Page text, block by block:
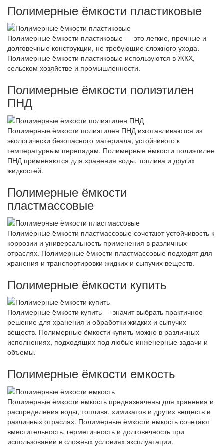
Полимерные ёмкости пластиковые
Полимерные ёмкости пластиковые — это легкие, прочные и
долговечные конструкции, не требующие сложного ухода.
Полимерные ёмкости пластиковые используются в ЖКХ,
сельском хозяйстве и промышленности.
Полимерные ёмкости полиэтилен
ПНД
Полимерные ёмкости полиэтилен ПНД изготавливаются из
экологически безопасного материала, устойчивого к
температурным перепадам. Полимерные ёмкости полиэтилен
ПНД применяются для хранения воды, топлива и других
жидкостей.
Полимерные ёмкости
пластмассовые
Полимерные ёмкости пластмассовые сочетают устойчивость к
коррозии и универсальность применения в различных
отраслях. Полимерные ёмкости пластмассовые подходят для
хранения и транспортировки жидких и сыпучих веществ.
Полимерные ёмкости купить
Полимерные ёмкости купить — значит выбрать практичное
решение для хранения и обработки жидких и сыпучих
веществ. Полимерные ёмкости купить можно в различных
исполнениях, подходящих под любые инженерные задачи и
объемы.
Полимерные ёмкости емкость
Полимерные ёмкости емкость предназначены для хранения и
распределения воды, топлива, химикатов и других веществ в
различных отраслях. Полимерные ёмкости емкость сочетают
вместительность, герметичность и долговечность при
использовании в сложных условиях эксплуатации.